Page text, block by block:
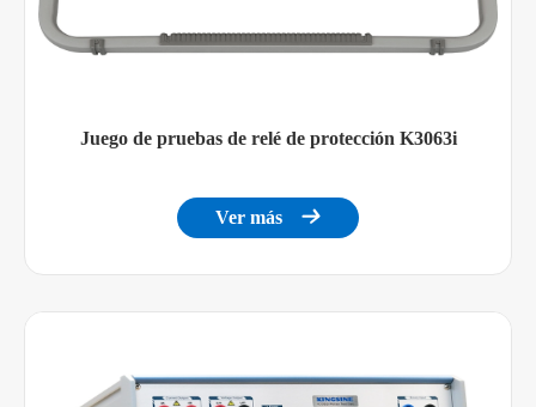
Juego de pruebas de relé de protección K3063i
Ver más 